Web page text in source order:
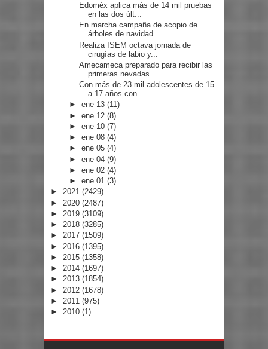
Edoméx aplica más de 14 mil pruebas
en las dos últ...
En marcha campaña de acopio de
árboles de navidad ...
Realiza ISEM octava jornada de
cirugías de labio y...
Amecameca preparado para recibir las
primeras nevadas
Con más de 23 mil adolescentes de 15
a 17 años con...
►ene 13(11)
►ene 12(8)
►ene 10(7)
►ene 08(4)
►ene 05(4)
►ene 04(9)
►ene 02(4)
►ene 01(3)
► 2021 (2429)
► 2020 (2487)
► 2019 (3109)
► 2018 (3285)
► 2017 (1509)
► 2016 (1395)
► 2015 (1358)
► 2014 (1697)
► 2013 (1854)
► 2012 (1678)
► 2011 (975)
► 2010 (1)